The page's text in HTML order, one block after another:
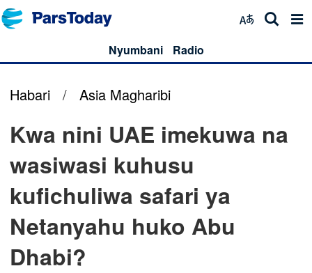
Nyumbani Radio
Habari / Asia Magharibi
Kwa nini UAE imekuwa na
wasiwasi kuhusu
kufichuliwa safari ya
Netanyahu huko Abu
Dhabi?